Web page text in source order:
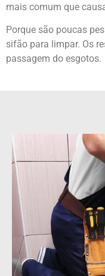
mais comum que
Porque são poucas
sifão para limpar. Os
passagem do esgotos.